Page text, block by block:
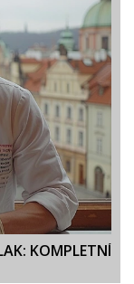
KOMPLETNÍ